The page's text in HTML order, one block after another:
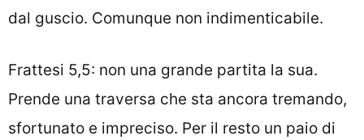
dal guscio. Comunque non indimenticabile.
Frattesi 5,5: non una grande partita la sua.
Prende una traversa che sta ancora tremando,
sfortunato e impreciso. Per il resto un paio di